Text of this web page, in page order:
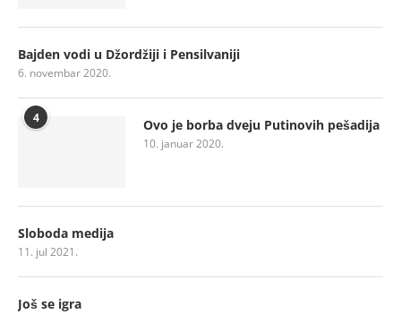
Bajden vodi u Džordžiji i Pensilvaniji
6. novembar 2020.
4 Ovo je borba dveju Putinovih pešadija
10. januar 2020.
Sloboda medija
11. jul 2021.
Još se igra